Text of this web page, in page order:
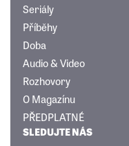
Seriály
Příběhy
Doba
Audio & Video
Rozhovory
O Magazínu
PŘEDPLATNÉ
SLEDUJTE NÁS